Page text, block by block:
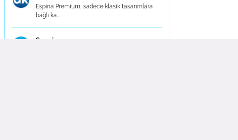
Espina Premium, sadece klasik tasarımlara
bağlı ka...
Sezgin